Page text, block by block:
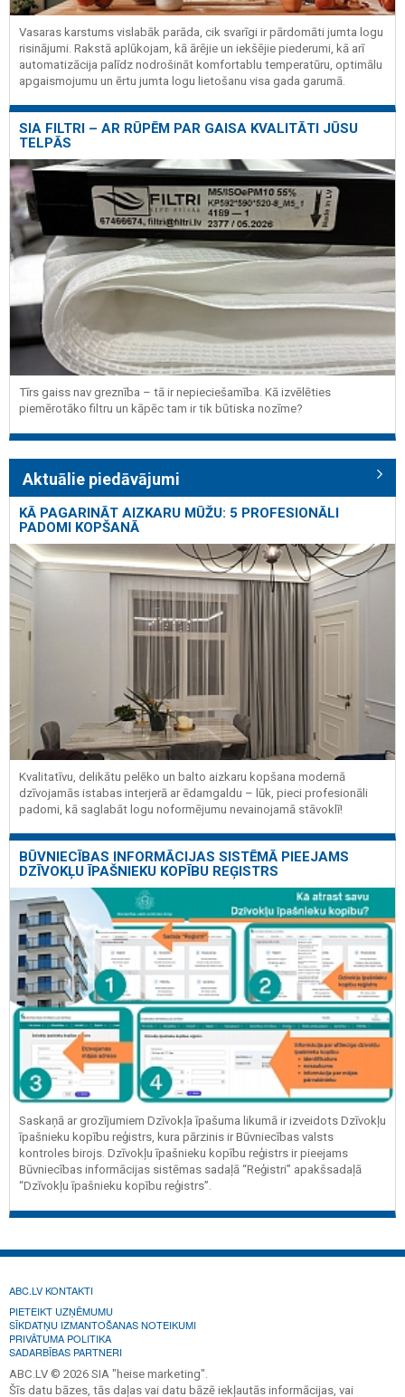
Vasaras karstums vislabāk parāda, cik svarīgi ir pārdomāti jumta logu
risinājumi. Rakstā aplūkojam, kā ārējie un iekšējie piederumi, kā arī
automatizācija palīdz nodrošināt komfortablu temperatūru, optimālu
apgaismojumu un ērtu jumta logu lietošanu visa gada garumā.
SIA FILTRI – AR RŪPĒM PAR GAISA KVALITĀTI JŪSU
TELPĀS
Tīrs gaiss nav greznība – tā ir nepieciešamība. Kā izvēlēties
piemērotāko filtru un kāpēc tam ir tik būtiska nozīme?
Aktuālie piedāvājumi
KĀ PAGARINĀT AIZKARU MŪŽU: 5 PROFESIONĀLI
PADOMI KOPŠANĀ
Kvalitatīvu, delikātu pelēko un balto aizkaru kopšana modernā
dzīvojamās istabas interjerā ar ēdamgaldu – lūk, pieci profesionāli
padomi, kā saglabāt logu noformējumu nevainojamā stāvoklī!
BŪVNIECĪBAS INFORMĀCIJAS SISTĒMĀ PIEEJAMS
DZĪVOKĻU ĪPAŠNIEKU KOPĪBU REĢISTRS
Saskaņā ar grozījumiem Dzīvokļa īpašuma likumā ir izveidots Dzīvokļu
īpašnieku kopību reģistrs, kura pārzinis ir Būvniecības valsts
kontroles birojs. Dzīvokļu īpašnieku kopību reģistrs ir pieejams
Būvniecības informācijas sistēmas sadaļā “Reģistri” apakšsadaļā
“Dzīvokļu īpašnieku kopību reģistrs”.
ABC.LV KONTAKTI
PIETEIKT UZŅĒMUMU
SĪKDATŅU IZMANTOŠANAS NOTEIKUMI
PRIVĀTUMA POLITIKA
SADARBĪBAS PARTNERI
ABC.LV © 2026 SIA "heise marketing".
Šīs datu bāzes, tās daļas vai datu bāzē iekļautās informācijas, vai